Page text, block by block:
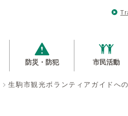
防災・防犯 市民活動
生駒市観光ボランティアガイドへ